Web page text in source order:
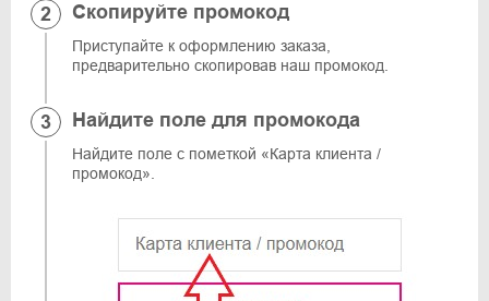
Скопируйте промокод
Приступайте к оформлению заказа,
предварительно скопировав наш промокод.
Найдите поле для промокода
Найдите поле с пометкой «Карта клиента /
промокод».